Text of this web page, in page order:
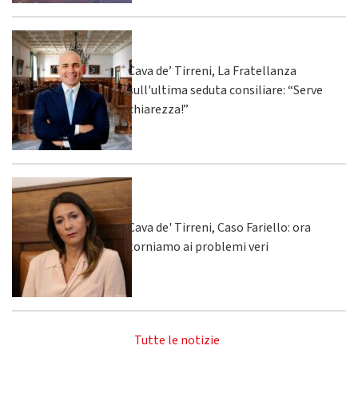
Cava de’ Tirreni, La Fratellanza
sull'ultima seduta consiliare: “Serve
chiarezza!”
Cava de' Tirreni, Caso Fariello: ora
torniamo ai problemi veri
Tutte le notizie